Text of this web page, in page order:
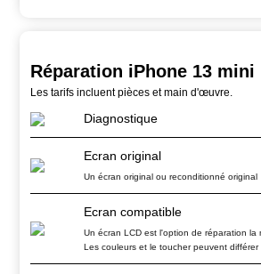
Réparation iPhone 13 mini
Les tarifs incluent pièces et main d'œuvre.
Diagnostique
Ecran original
Un écran original ou reconditionné original
Ecran compatible
Un écran LCD est l'option de réparation la
Les couleurs et le toucher peuvent différer